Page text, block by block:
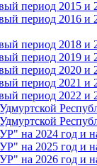
период 2015 и
период 2016 и
период 2018 и
период 2019 и
период 2020 и
период 2021 и
период 2022 и
2024 год и
2025 год и
2026 год и